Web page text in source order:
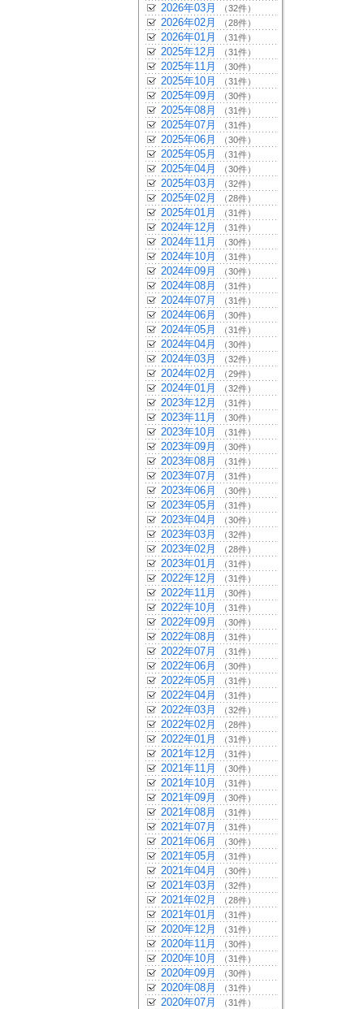
2026年03月 （32件）
2026年02月 （28件）
2026年01月 （31件）
2025年12月 （31件）
2025年11月 （30件）
2025年10月 （31件）
2025年09月 （30件）
2025年08月 （31件）
2025年07月 （31件）
2025年06月 （30件）
2025年05月 （31件）
2025年04月 （30件）
2025年03月 （32件）
2025年02月 （28件）
2025年01月 （31件）
2024年12月 （31件）
2024年11月 （30件）
2024年10月 （31件）
2024年09月 （30件）
2024年08月 （31件）
2024年07月 （31件）
2024年06月 （30件）
2024年05月 （31件）
2024年04月 （30件）
2024年03月 （32件）
2024年02月 （29件）
2024年01月 （32件）
2023年12月 （31件）
2023年11月 （30件）
2023年10月 （31件）
2023年09月 （30件）
2023年08月 （31件）
2023年07月 （31件）
2023年06月 （30件）
2023年05月 （31件）
2023年04月 （30件）
2023年03月 （32件）
2023年02月 （28件）
2023年01月 （31件）
2022年12月 （31件）
2022年11月 （30件）
2022年10月 （31件）
2022年09月 （30件）
2022年08月 （31件）
2022年07月 （31件）
2022年06月 （30件）
2022年05月 （31件）
2022年04月 （31件）
2022年03月 （32件）
2022年02月 （28件）
2022年01月 （31件）
2021年12月 （31件）
2021年11月 （30件）
2021年10月 （31件）
2021年09月 （30件）
2021年08月 （31件）
2021年07月 （31件）
2021年06月 （30件）
2021年05月 （31件）
2021年04月 （30件）
2021年03月 （32件）
2021年02月 （28件）
2021年01月 （31件）
2020年12月 （31件）
2020年11月 （30件）
2020年10月 （31件）
2020年09月 （30件）
2020年08月 （31件）
2020年07月 （31件）